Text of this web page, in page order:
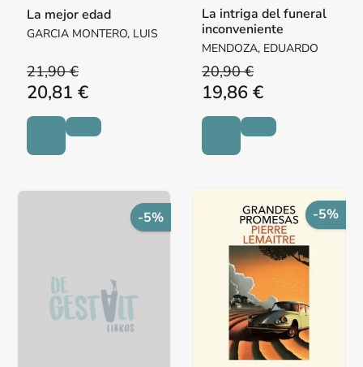
La mejor edad
GARCIA MONTERO, LUIS
21,90 €
20,81 €
La intriga del funeral
inconveniente
MENDOZA, EDUARDO
20,90 €
19,86 €
-5% -5%